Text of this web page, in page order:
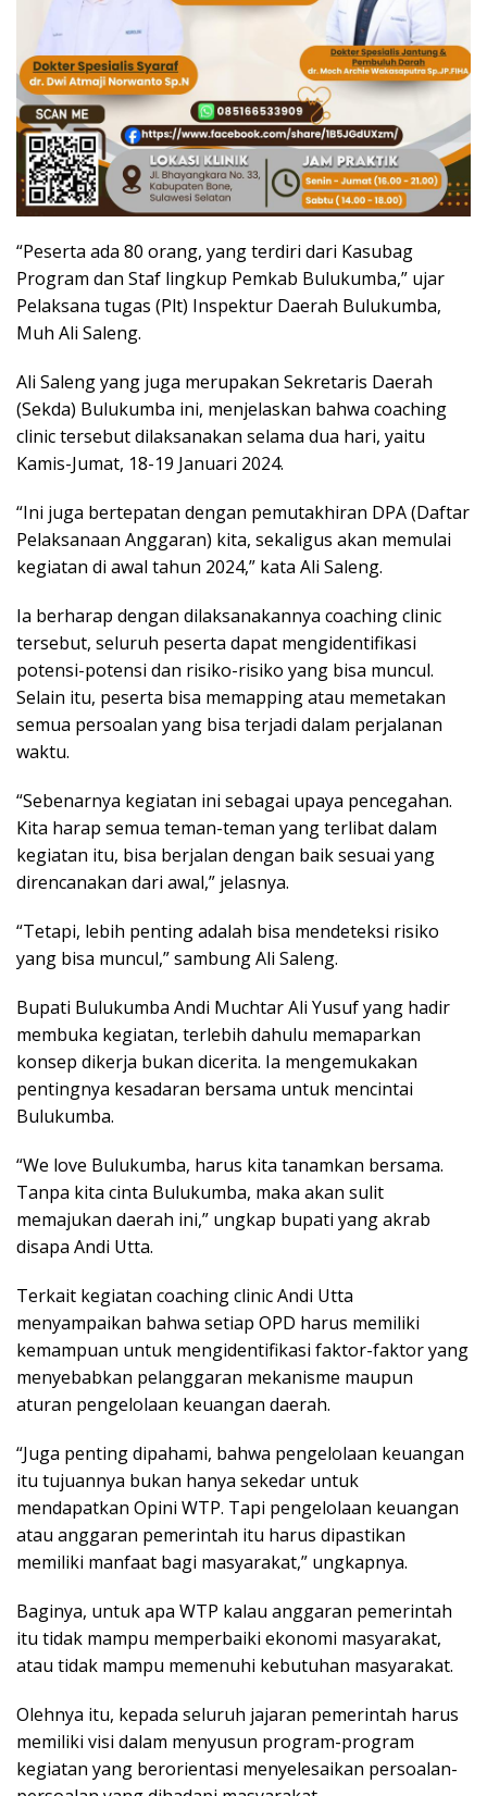
“Peserta ada 80 orang, yang terdiri dari Kasubag
Program dan Staf lingkup Pemkab Bulukumba,” ujar
Pelaksana tugas (Plt) Inspektur Daerah Bulukumba,
Muh Ali Saleng.
Ali Saleng yang juga merupakan Sekretaris Daerah
(Sekda) Bulukumba ini, menjelaskan bahwa coaching
clinic tersebut dilaksanakan selama dua hari, yaitu
Kamis-Jumat, 18-19 Januari 2024.
“Ini juga bertepatan dengan pemutakhiran DPA (Daftar
Pelaksanaan Anggaran) kita, sekaligus akan memulai
kegiatan di awal tahun 2024,” kata Ali Saleng.
Ia berharap dengan dilaksanakannya coaching clinic
tersebut, seluruh peserta dapat mengidentifikasi
potensi-potensi dan risiko-risiko yang bisa muncul.
Selain itu, peserta bisa memapping atau memetakan
semua persoalan yang bisa terjadi dalam perjalanan
waktu.
“Sebenarnya kegiatan ini sebagai upaya pencegahan.
Kita harap semua teman-teman yang terlibat dalam
kegiatan itu, bisa berjalan dengan baik sesuai yang
direncanakan dari awal,” jelasnya.
“Tetapi, lebih penting adalah bisa mendeteksi risiko
yang bisa muncul,” sambung Ali Saleng.
Bupati Bulukumba Andi Muchtar Ali Yusuf yang hadir
membuka kegiatan, terlebih dahulu memaparkan
konsep dikerja bukan dicerita. Ia mengemukakan
pentingnya kesadaran bersama untuk mencintai
Bulukumba.
“We love Bulukumba, harus kita tanamkan bersama.
Tanpa kita cinta Bulukumba, maka akan sulit
memajukan daerah ini,” ungkap bupati yang akrab
disapa Andi Utta.
Terkait kegiatan coaching clinic Andi Utta
menyampaikan bahwa setiap OPD harus memiliki
kemampuan untuk mengidentifikasi faktor-faktor yang
menyebabkan pelanggaran mekanisme maupun
aturan pengelolaan keuangan daerah.
“Juga penting dipahami, bahwa pengelolaan keuangan
itu tujuannya bukan hanya sekedar untuk
mendapatkan Opini WTP. Tapi pengelolaan keuangan
atau anggaran pemerintah itu harus dipastikan
memiliki manfaat bagi masyarakat,” ungkapnya.
Baginya, untuk apa WTP kalau anggaran pemerintah
itu tidak mampu memperbaiki ekonomi masyarakat,
atau tidak mampu memenuhi kebutuhan masyarakat.
Olehnya itu, kepada seluruh jajaran pemerintah harus
memiliki visi dalam menyusun program-program
kegiatan yang berorientasi menyelesaikan persoalan-